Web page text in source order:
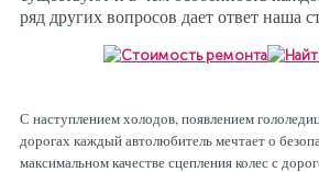
ряд других вопросов дает ответ наша
С наступлением холодов, появлением
дорогах каждый автолюбитель мечтает о
максимальном качестве сцепления колес с
Плановое Т.О.
Топливная система
Фильтр САЛОННЫЙ
МАСЛО